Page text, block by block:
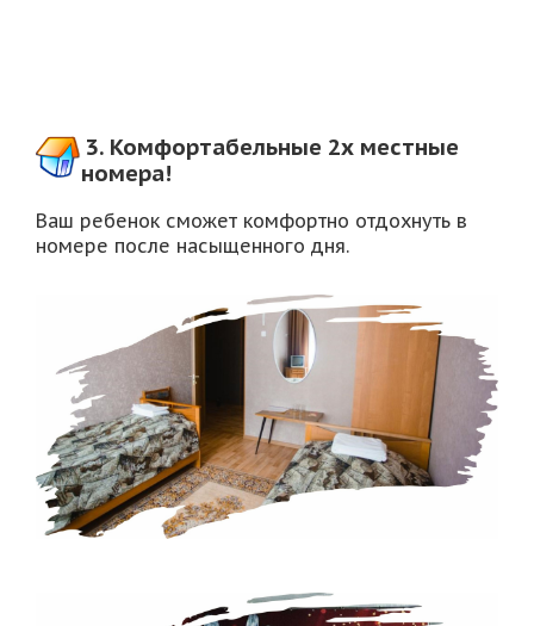
3. Комфортабельные 2х местные
номера!
Ваш ребенок сможет комфортно отдохнуть в
номере после насыщенного дня.